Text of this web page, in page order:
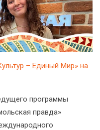
– Единый Мир» на
программы
правда»